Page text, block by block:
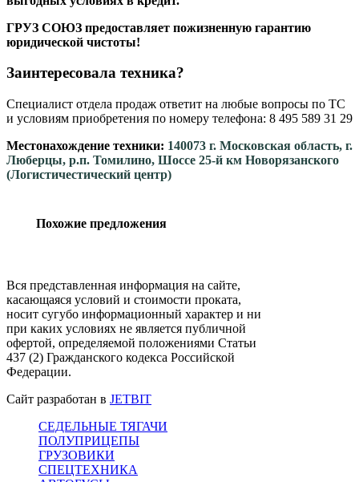
ГРУЗ СОЮЗ предоставляет пожизненную гарантию
юридической чистоты!
Заинтересовала техника?
Специалист отдела продаж ответит на любые вопросы по ТС
и условиям приобретения по номеру телефона: 8 495 589 31 29
Местонахождение техники: 140073 г. Московская область, г.
Люберцы, р.п. Томилино, Шоссе 25-й км Новорязанского
(Логистичестический центр)
Похожие предложения
Вся представленная информация на сайте,
касающаяся условий и стоимости проката,
носит сугубо информационный характер и ни
при каких условиях не является публичной
офертой, определяемой положениями Статьи
437 (2) Гражданского кодекса Российской
Федерации.
Сайт разработан в JETBIT
СЕДЕЛЬНЫЕ ТЯГАЧИ
ПОЛУПРИЦЕПЫ
ГРУЗОВИКИ
СПЕЦТЕХНИКА